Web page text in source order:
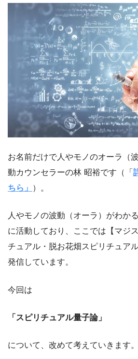
お名前だけで人やモノのオーラ（
動カウンセラーの林 昭裕です（「
ちら」 ）。
人やモノの波動（オーラ）がわか
に活動しており、ここでは【マジ
チュアル・脱お花畑スピリチュア
発信しています。
今回は
「スピリチュアル量子論」
について、改めて考えていきます。